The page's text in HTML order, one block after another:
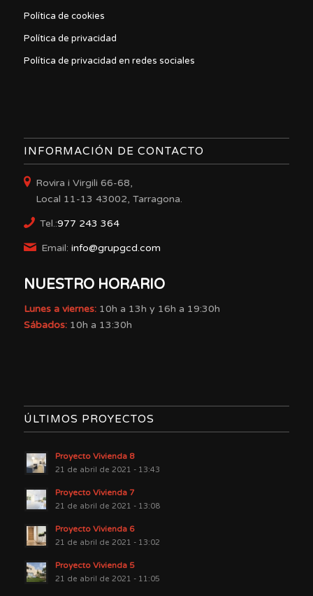
Política de cookies
Política de privacidad
Política de privacidad en redes sociales
INFORMACIÓN DE CONTACTO
Rovira i Virgili 66-68,
Local 11-13 43002, Tarragona.
Tel.:977 243 364
Email: info@grupgcd.com
NUESTRO HORARIO
Lunes a viernes:10h a 13h y 16h a 19:30h
Sábados:10h a 13:30h
ÚLTIMOS PROYECTOS
Proyecto Vivienda 8
21 de abril de 2021 - 13:43
Proyecto Vivienda 7
21 de abril de 2021 - 13:08
Proyecto Vivienda 6
21 de abril de 2021 - 13:02
Proyecto Vivienda 5
21 de abril de 2021 - 11:05